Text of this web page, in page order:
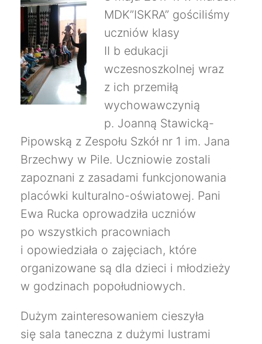
MDK”ISKRA” gościliśmy
uczniów klasy
II b edukacji
wczesnoszkolnej wraz
z ich przemiłą
wychowawczynią
p. Joanną Stawicką-
Pipowską z Zespołu Szkół nr 1 im. Jana
Brzechwy w Pile. Uczniowie zostali
zapoznani z zasadami funkcjonowania
placówki kulturalno-oświatowej. Pani
Ewa Rucka oprowadziła uczniów
po wszystkich pracowniach
i opowiedziała o zajęciach, które
organizowane są dla dzieci i młodzieży
w godzinach popołudniowych.
Dużym zainteresowaniem cieszyła
się sala taneczna z dużymi lustrami